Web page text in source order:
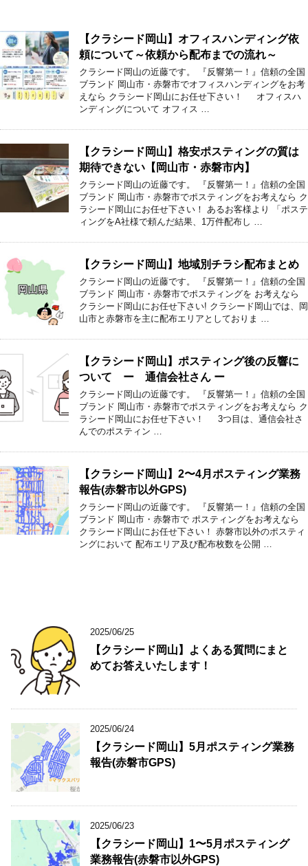
【クラシード岡山】オフィスハンディング依
頼について～依頼から配布までの流れ～
クラシード岡山の近藤です。 『反響第一！』信頼の全国
ブランド 岡山市・赤磐市でオフィスハンディングをお考
えなら クラシード岡山にお任せ下さい！ オフィスハ
ンディングについて オフィス …
【クラシード岡山】格安ポスティングの質は
期待できない【岡山市・赤磐市内】
クラシード岡山の近藤です。 『反響第一！』信頼の全国
ブランド 岡山市・赤磐市でポスティングをお考えなら ク
ラシード岡山にお任せ下さい！ あるお客様より 「ポステ
ィングをA社様で頼んだ結果、1万件配布し …
【クラシード岡山】地域別チラシ配布まとめ
クラシード岡山の近藤です。 『反響第一！』信頼の全国
ブランド 岡山市・赤磐市でポスティングを お考えなら
クラシード岡山にお任せ下さい! クラシード岡山では、岡
山市と赤磐市を主に配布エリアとしておりま …
【クラシード岡山】ポスティング後の反響に
ついて ー 通信会社さん ー
クラシード岡山の近藤です。 『反響第一！』信頼の全国
ブランド 岡山市・赤磐市でポスティングをお考えなら ク
ラシード岡山にお任せ下さい！ 3つ目は、通信会社さ
んでのポスティン …
【クラシード岡山】2〜4月ポスティング業務
報告(赤磐市以外GPS)
クラシード岡山の近藤です。 『反響第一！』信頼の全国
ブランド 岡山市・赤磐市で ポスティングをお考えなら
クラシード岡山にお任せ下さい！ 赤磐市以外のポスティ
ングにおいて 配布エリア及び配布枚数を公開 …
2025/06/25
【クラシード岡山】よくある質問にまと
めてお答えいたします！
2025/06/24
【クラシード岡山】5月ポスティング業務
報告(赤磐市GPS)
2025/06/23
【クラシード岡山】1〜5月ポスティング
業務報告(赤磐市以外GPS)